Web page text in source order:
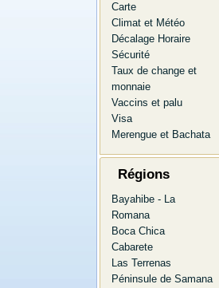
Carte
Climat et Météo
Décalage Horaire
Sécurité
Taux de change et
monnaie
Vaccins et palu
Visa
Merengue et Bachata
Régions
Bayahibe - La
Romana
Boca Chica
Cabarete
Las Terrenas
Péninsule de Samana